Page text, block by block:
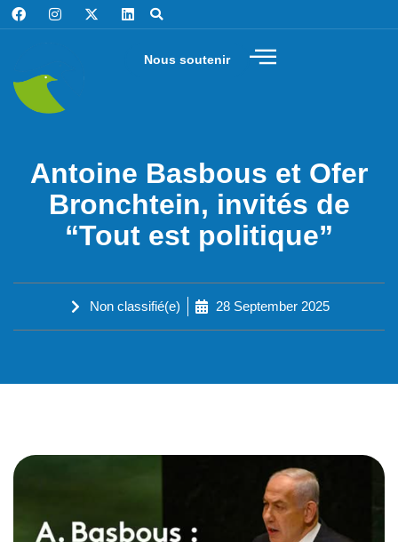
Nous soutenir
Antoine Basbous et Ofer
Bronchtein, invités de
“Tout est politique”
Non classifié(e) 28 September 2025